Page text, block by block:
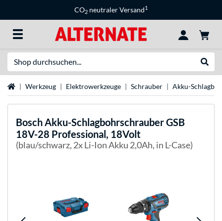
CO2 neutraler Versand1
StartseiteWerkzeug Elektrowerkzeuge Schrauber Akku-
BoschAkku-Schlagbohrschrauber GSB
18V-28 Professional, 18Volt
(blau/schwarz, 2x Li-Ion Akku 2,0Ah, in L-Case)